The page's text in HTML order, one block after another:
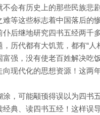
不会有历史上的那些民族
等这些标志着中国落后的
后继地研究四书五经两千
历代都有大饥荒，都有“人
强，没有使老百姓解决吃
现代化的思想资源！这两
可能颟顸得误以为四书
典、读四书五经！这样误